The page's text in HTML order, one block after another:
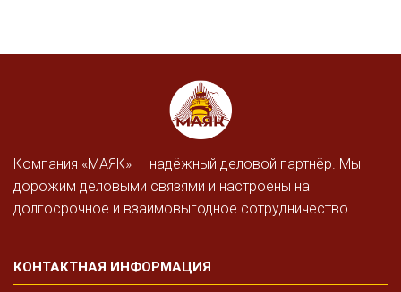
Компания «МАЯК» — надёжный деловой партнёр. Мы
дорожим деловыми связями и настроены на
долгосрочное и взаимовыгодное сотрудничество.
КОНТАКТНАЯ ИНФОРМАЦИЯ